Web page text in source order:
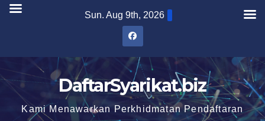
Skip
Sun. Aug 9th, 2026
DaftarSyarikat.biz
Kami Menawarkan Perkhidmatan Pendaftaran